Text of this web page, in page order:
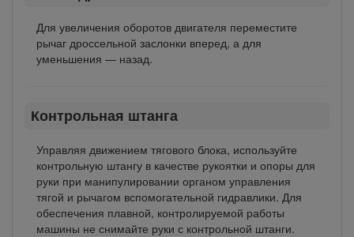
Для увеличения оборотов двигателя переместите
рычаг дроссельной заслонки вперед, а для
уменьшения — назад.
Контрольная штанга
Управляя движением тягового блока, используйте
контрольную штангу в качестве рукоятки и опоры для
руки при манипулировании органом управления
тягой и рычагом вспомогательной гидравлики. Для
обеспечения плавной, контролируемой работы
машины не снимайте руки с контрольной штанги.